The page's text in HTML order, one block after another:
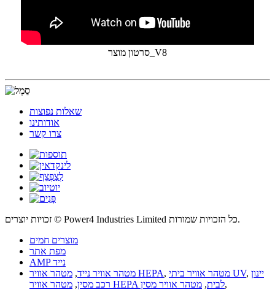
סרטון מוצר_V8
שאלות נפוצות
אודותינו
צרו קשר
זכויות יוצרים © Power4 Industries Limited כל הזכויות שמורות.
מוצרים חמים
מפת אתר
AMP נייד
מטהר אוויר נייד, מטהר אוויר HEPA, מטהר אוויר ביתי UV, יינון
רכב מסין, מטהר אוויר HEPA לבית, מטהר אוויר מסין ,